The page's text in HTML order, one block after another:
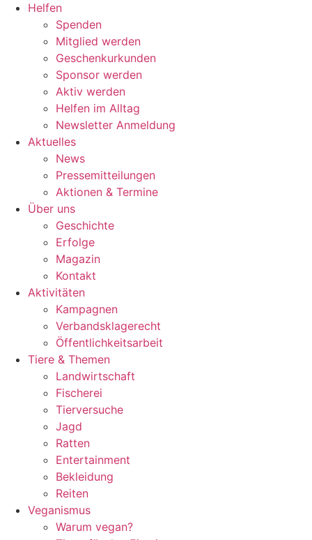
Helfen
Spenden
Mitglied werden
Geschenkurkunden
Sponsor werden
Aktiv werden
Helfen im Alltag
Newsletter Anmeldung
Aktuelles
News
Pressemitteilungen
Aktionen & Termine
Über uns
Geschichte
Erfolge
Magazin
Kontakt
Aktivitäten
Kampagnen
Verbandsklagerecht
Öffentlichkeitsarbeit
Tiere & Themen
Landwirtschaft
Fischerei
Tierversuche
Jagd
Ratten
Entertainment
Bekleidung
Reiten
Veganismus
Warum vegan?